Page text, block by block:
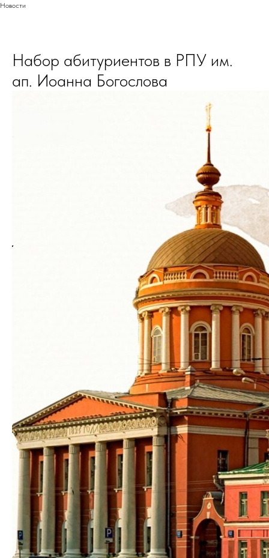
Новости
Набор абитуриентов в РПУ им.
ап. Иоанна Богослова